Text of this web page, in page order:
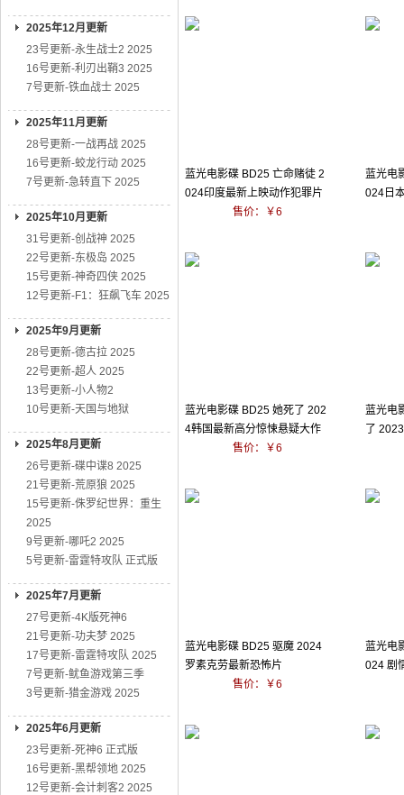
2025年12月更新
23号更新-永生战士2 2025
16号更新-利刃出鞘3 2025
7号更新-铁血战士 2025
2025年11月更新
28号更新-一战再战 2025
16号更新-蛟龙行动 2025
7号更新-急转直下 2025
2025年10月更新
31号更新-创战神 2025
22号更新-东极岛 2025
15号更新-神奇四侠 2025
12号更新-F1：狂飙飞车 2025
2025年9月更新
28号更新-德古拉 2025
22号更新-超人 2025
13号更新-小人物2
10号更新-天国与地狱
2025年8月更新
26号更新-碟中谍8 2025
21号更新-荒原狼 2025
15号更新-侏罗纪世界：重生
2025
9号更新-哪吒2 2025
5号更新-雷霆特攻队 正式版
2025年7月更新
27号更新-4K版死神6
21号更新-功夫梦 2025
17号更新-雷霆特攻队 2025
7号更新-鱿鱼游戏第三季
3号更新-猎金游戏 2025
2025年6月更新
23号更新-死神6 正式版
16号更新-黑帮领地 2025
12号更新-会计刺客2 2025
蓝光电影碟 BD25 亡命赌徒 2
024印度最新上映动作犯罪片
售价：￥6
蓝光电
024日
蓝光电影碟 BD25 她死了 202
4韩国最新高分惊悚悬疑大作
售价：￥6
蓝光电
了
蓝光电影碟 BD25 驱魔 2024
罗素克劳最新恐怖片
售价：￥6
蓝光电
024 剧